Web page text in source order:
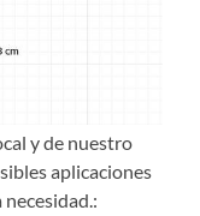
y de nuestro
aplicaciones